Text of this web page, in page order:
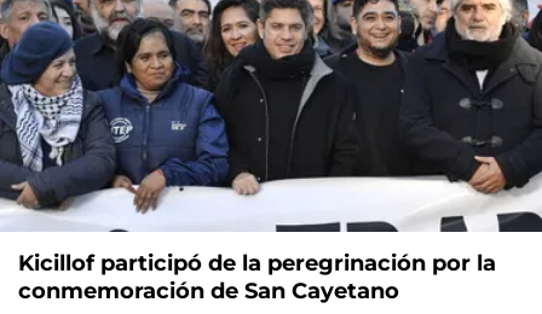
Kicillof participó de la peregrinación por la
conmemoración de San Cayetano